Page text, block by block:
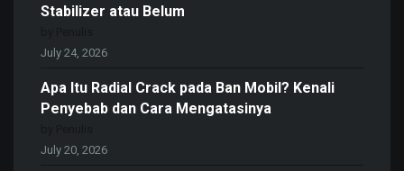
Stabilizer atau Belum
July 24, 2026
Apa Itu Radial Crack pada Ban Mobil? Kenali
Penyebab dan Cara Mengatasinya
July 20, 2026